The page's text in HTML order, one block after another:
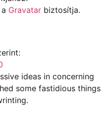
Gravatar biztosítja.
ideas in concerning
some fastidious things